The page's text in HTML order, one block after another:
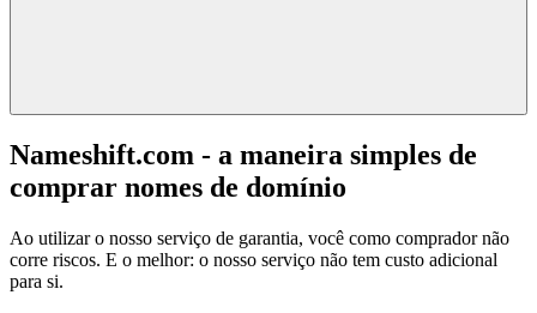
Nameshift.com - a maneira simples de
comprar nomes de domínio
Ao utilizar o nosso serviço de garantia, você como comprador não
corre riscos. E o melhor: o nosso serviço não tem custo adicional
para si.